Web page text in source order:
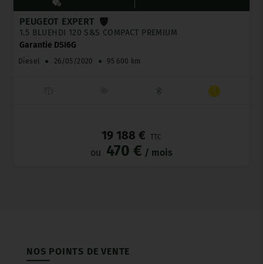
PEUGEOT EXPERT
1.5 BLUEHDI 120 S&S COMPACT PREMIUM
Garantie DSI6G
Diesel ● 26/05/2020 ● 95 600 km
19 188 € TTC
ou 470 € / mois
NOS POINTS DE VENTE